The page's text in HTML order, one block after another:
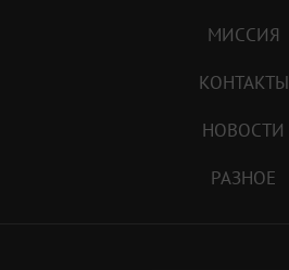
МИССИЯ
КОНТАКТЫ
НОВОСТИ
РАЗНОЕ